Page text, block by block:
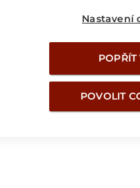
Nastavení
POPŘÍT
POVOLIT